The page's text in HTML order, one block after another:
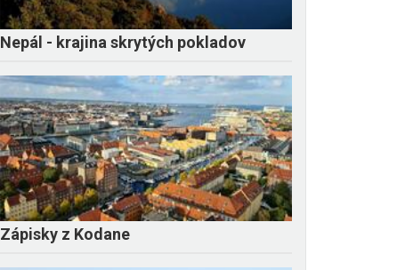
Nepál - krajina skrytých pokladov
Zápisky z Kodane